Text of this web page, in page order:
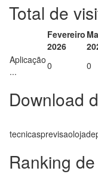
Total de
Fevereiro
2026
Aplicação
...
0 0
Download
Ranking